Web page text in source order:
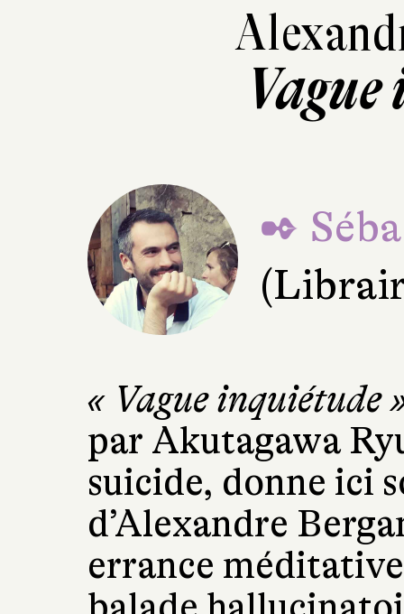
✒
« Vague inquiétude
par Akutagawa
suicide, donne ici
d’Alexandre
errance